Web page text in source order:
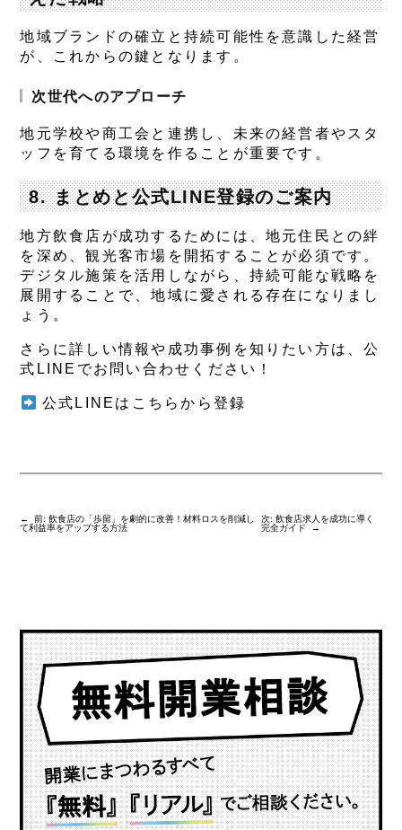
地域ブランドの確立と持続可能性を意識した経営
が、これからの鍵となります。
次世代へのアプローチ
地元学校や商工会と連携し、未来の経営者やスタ
ッフを育てる環境を作ることが重要です。
8. まとめと公式LINE登録のご案内
地方飲食店が成功するためには、地元住民との絆
を深め、観光客市場を開拓することが必須です。
デジタル施策を活用しながら、持続可能な戦略を
展開することで、地域に愛される存在になりまし
ょう。
さらに詳しい情報や成功事例を知りたい方は、公
式LINEでお問い合わせください！
公式LINEはこちらから登録
← 前:飲食店の「歩留」を劇的に改善！材料ロスを削減し
て利益率をアップする方法
次: 飲食店求人を成功に導く
完全ガイド
→